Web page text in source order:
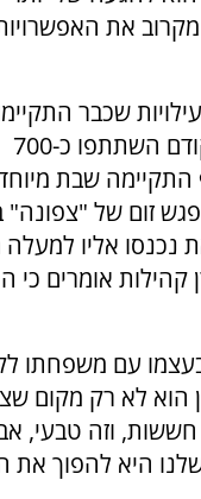
מקרוב את
שכבר
במסגרת המיזם. באירוע החשיפה הקודם השתתפו כ-700
התקיימה שבת
זום של "צפונה"
אומרים כי
עם משפחתו
הוא לא רק מקום
וזה טבעי,
היא להפוך את